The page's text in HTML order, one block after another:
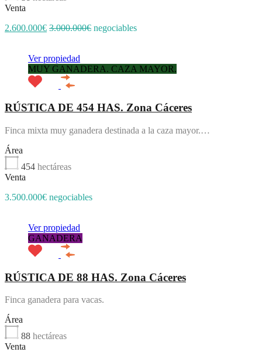
Venta
2.600.000€ 3.000.000€ negociables
Ver propiedad
MUY GANADERA. CAZA MAYOR.
RÚSTICA DE 454 HAS. Zona Cáceres
Finca mixta muy ganadera destinada a la caza mayor.…
Área
454 hectáreas
Venta
3.500.000€ negociables
Ver propiedad
GANADERA
RÚSTICA DE 88 HAS. Zona Cáceres
Finca ganadera para vacas.
Área
88 hectáreas
Venta